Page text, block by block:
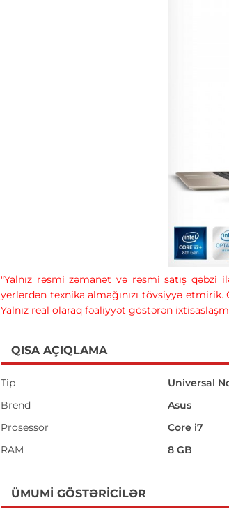
"Yalnız rəsmi zəmanət və rəsmi satış qəbzi
yerlərdən texnika almağınızı tövsiyyə
Yalnız real olaraq fəaliyyət göstərən
QISA AÇIQLAMA
Tip
Universal
Brend
Asus
Prosessor
Core i7
RAM
8 GB
ÜMUMI GÖSTƏRICILƏR